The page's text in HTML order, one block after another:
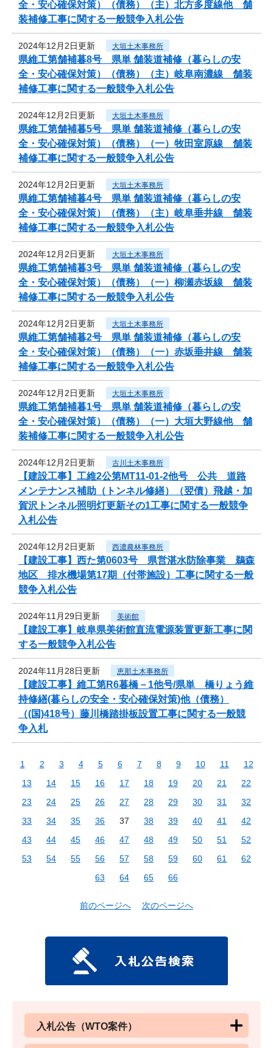
全・安心確保対策）（債務）（主）北方多度線他 舗
装補修工事に関する一般競争入札公告
2024年12月2日更新 大垣土木事務所
県維工第舗補暮8号 県単 舗装道補修（暮らしの安
全・安心確保対策）（債務）（主）岐阜南濃線 舗装
補修工事に関する一般競争入札公告
2024年12月2日更新 大垣土木事務所
県維工第舗補暮5号 県単 舗装道補修（暮らしの安
全・安心確保対策）（債務）（一）牧田室原線 舗装
補修工事に関する一般競争入札公告
2024年12月2日更新 大垣土木事務所
県維工第舗補暮4号 県単 舗装道補修（暮らしの安
全・安心確保対策）（債務）（主）岐阜垂井線 舗装
補修工事に関する一般競争入札公告
2024年12月2日更新 大垣土木事務所
県維工第舗補暮3号 県単 舗装道補修（暮らしの安
全・安心確保対策）（債務）（一）柳瀬赤坂線 舗装
補修工事に関する一般競争入札公告
2024年12月2日更新 大垣土木事務所
県維工第舗補暮2号 県単 舗装道補修（暮らしの安
全・安心確保対策）（債務）（一）赤坂垂井線 舗装
補修工事に関する一般競争入札公告
2024年12月2日更新 大垣土木事務所
県維工第舗補暮1号 県単 舗装道補修（暮らしの安
全・安心確保対策）（債務）（一）大垣大野線他 舗
装補修工事に関する一般競争入札公告
2024年12月2日更新 古川土木事務所
【建設工事】工維2公第MT11-01-2他号 公共 道路
メンテナンス補助（トンネル修繕）（翌債）飛越・加
賀沢トンネル照明灯更新その1工事に関する一般競争
入札公告
2024年12月2日更新 西濃農林事務所
【建設工事】西た第0603号 県営湛水防除事業 鵜森
地区 排水機場第17期（付帯施設）工事に関する一般
競争入札公告
2024年11月29日更新 美術館
【建設工事】岐阜県美術館直流電源装置更新工事に関
する一般競争入札公告
2024年11月28日更新 恵那土木事務所
【建設工事】維工第R6暮橋－1他号/県単 橋りょう維
持修繕(暮らしの安全・安心確保対策)他（債務）
（(国)418号）藤川橋踏掛板設置工事に関する一般競
争入札
1 2 3 4 5 6 7 8 9 10 11
12
13
14 15 16 17 18 19 20 21
22
23
24 25 26 27 28 29 30 31
32
33
34 35 36 37 38 39 40 41
42
43
44 45 46 47 48 49 50 51
52
53
54 55 56 57 58 59 60 61
62
63
64 65 66
前のページへ 次のページへ
入札公告（WTO案件）